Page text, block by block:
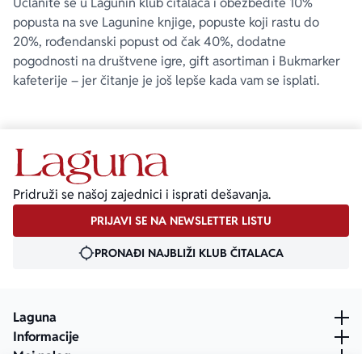
popusta na sve Lagunine knjige, popuste koji rastu do
20%, rođendanski popust od čak 40%, dodatne
pogodnosti na društvene igre, gift asortiman i Bukmarker
kafeterije – jer čitanje je još lepše kada vam se isplati.
Pridruži se našoj zajednici i isprati dešavanja.
PRIJAVI SE NA NEWSLETTER LISTU
PRONAĐI NAJBLIŽI KLUB ČITALACA
Laguna
Informacije